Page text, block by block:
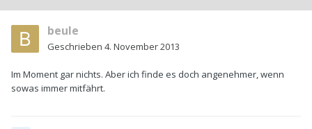
beule
Geschrieben 4. November 2013
Im Moment gar nichts. Aber ich finde es doch angenehmer, wenn
sowas immer mitfährt.